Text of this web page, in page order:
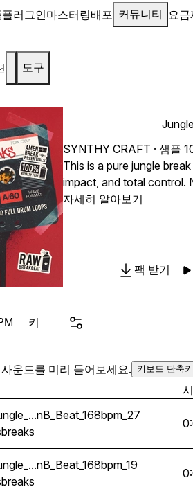
플러그인마스터링배포 커뮤니티 요금
도구
SYNTHY CRAFT · 샘플
This is a pure jungle
impact, and total control.
hard, driving drum work
on tight groove
space with weight and clarity in
edits, rolling momentum,
mixes and hold their own
drum and bass tracks.
effective, and ready to
workflow.
자세히 알아보기
팩 받기
키
운드를 미리 들어보세요. 키보드 단축
선택
breaks
선택
breaks